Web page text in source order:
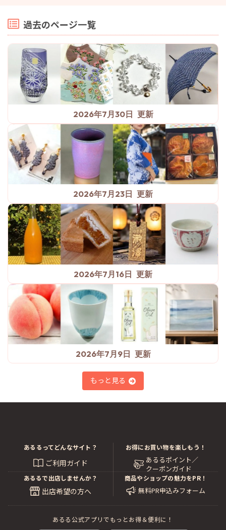
過去のページ一覧
2026年7月30日
2026年7月23日
2026年7月16日
2026年7月9日
もっと見る
あるるってどんなサイト？
ご利用ガイド
お得にお買い物を楽しもう！
あるるポイント／
クーポンガイド
あるるで出店しませんか？
出店希望の方へ
商品やショップの魅力をPR！
無料PR申込みフォーム
あるる公式アプリでもっとお得＆便利に！